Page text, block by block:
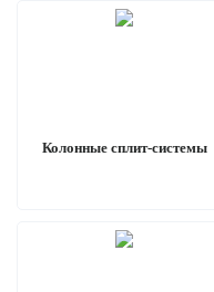
Колонные сплит-системы